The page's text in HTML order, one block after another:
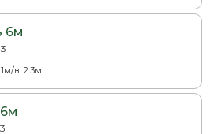
6м
3
в. 2.3м
3